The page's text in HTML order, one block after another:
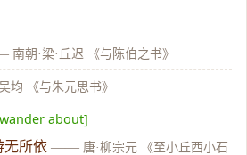
南朝·梁·丘迟 《与陈伯之书》
均 《与朱元思书》
about]
无所依 —— 唐·柳宗元 《至小丘西小石